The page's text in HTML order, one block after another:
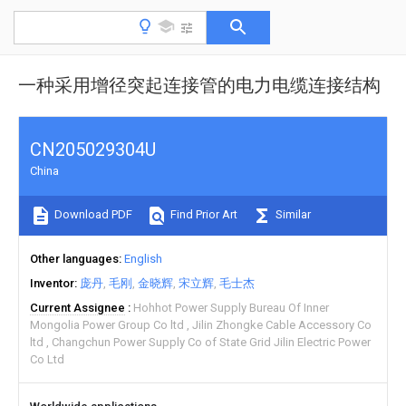
一种采用增径突起连接管的电力电缆连接结构
CN205029304U
China
Download PDF Find Prior Art Similar
Other languages English
Inventor 庞丹 毛刚 金晓辉 宋立辉 毛士杰
Current Assignee
Hohhot Power Supply Bureau Of Inner
Mongolia Power Group Co ltd
Jilin Zhongke Cable Accessory Co
ltd
Changchun Power Supply Co of State Grid Jilin Electric Power
Co Ltd